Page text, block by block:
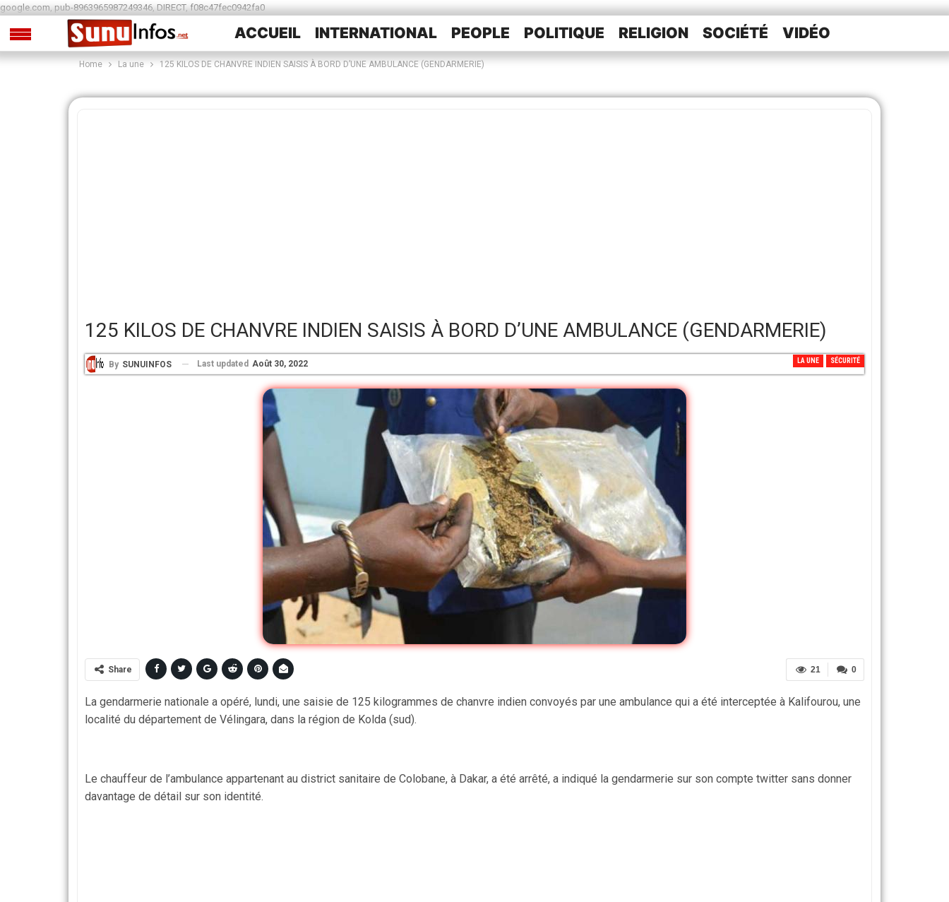
google.com, pub-8963965987249346, DIRECT, f08c47fec0942fa0
ACCUEIL INTERNATIONAL PEOPLE POLITIQUE RELIGION SOCIÉTÉ
VIDÉO
SPORTS
Home La une 125 KILOS DE CHANVRE INDIEN SAISIS À BORD D’UNE AMBULANCE (GENDARMERIE)
125 KILOS DE CHANVRE INDIEN SAISIS À BORD D’UNE AMBULANCE (GENDARMERIE)
LA UNE SÉCURITÉ
By SUNUINFOS Last updated Août 30, 2022
0
21
Share
La gendarmerie nationale a opéré, lundi, une saisie de 125 kilogrammes de chanvre indien convoyés par une ambulance qui a été interceptée à Kalifourou, une
localité du département de Vélingara, dans la région de Kolda (sud).
Le chauffeur de l’ambulance appartenant au district sanitaire de Colobane, à Dakar, a été arrêté, a indiqué la gendarmerie sur son compte twitter sans donner
davantage de détail sur son identité.